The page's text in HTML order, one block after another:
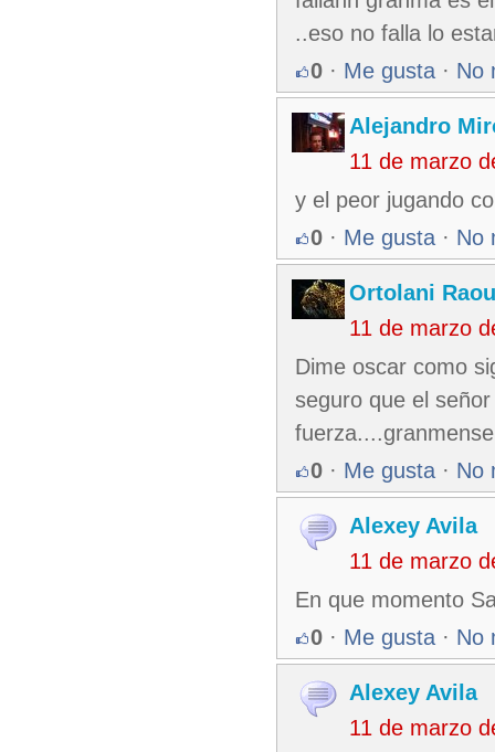
..eso no falla lo
0 · Me gusta · No
Alejandro
11 de marzo
y el peor jugando
0 · Me gusta · No
Ortolani
11 de marzo
Dime oscar como
seguro que el
0 · Me gusta · No
Alexey Avila
11 de marzo
En que momento
0 · Me gusta · No
Alexey Avila
11 de marzo